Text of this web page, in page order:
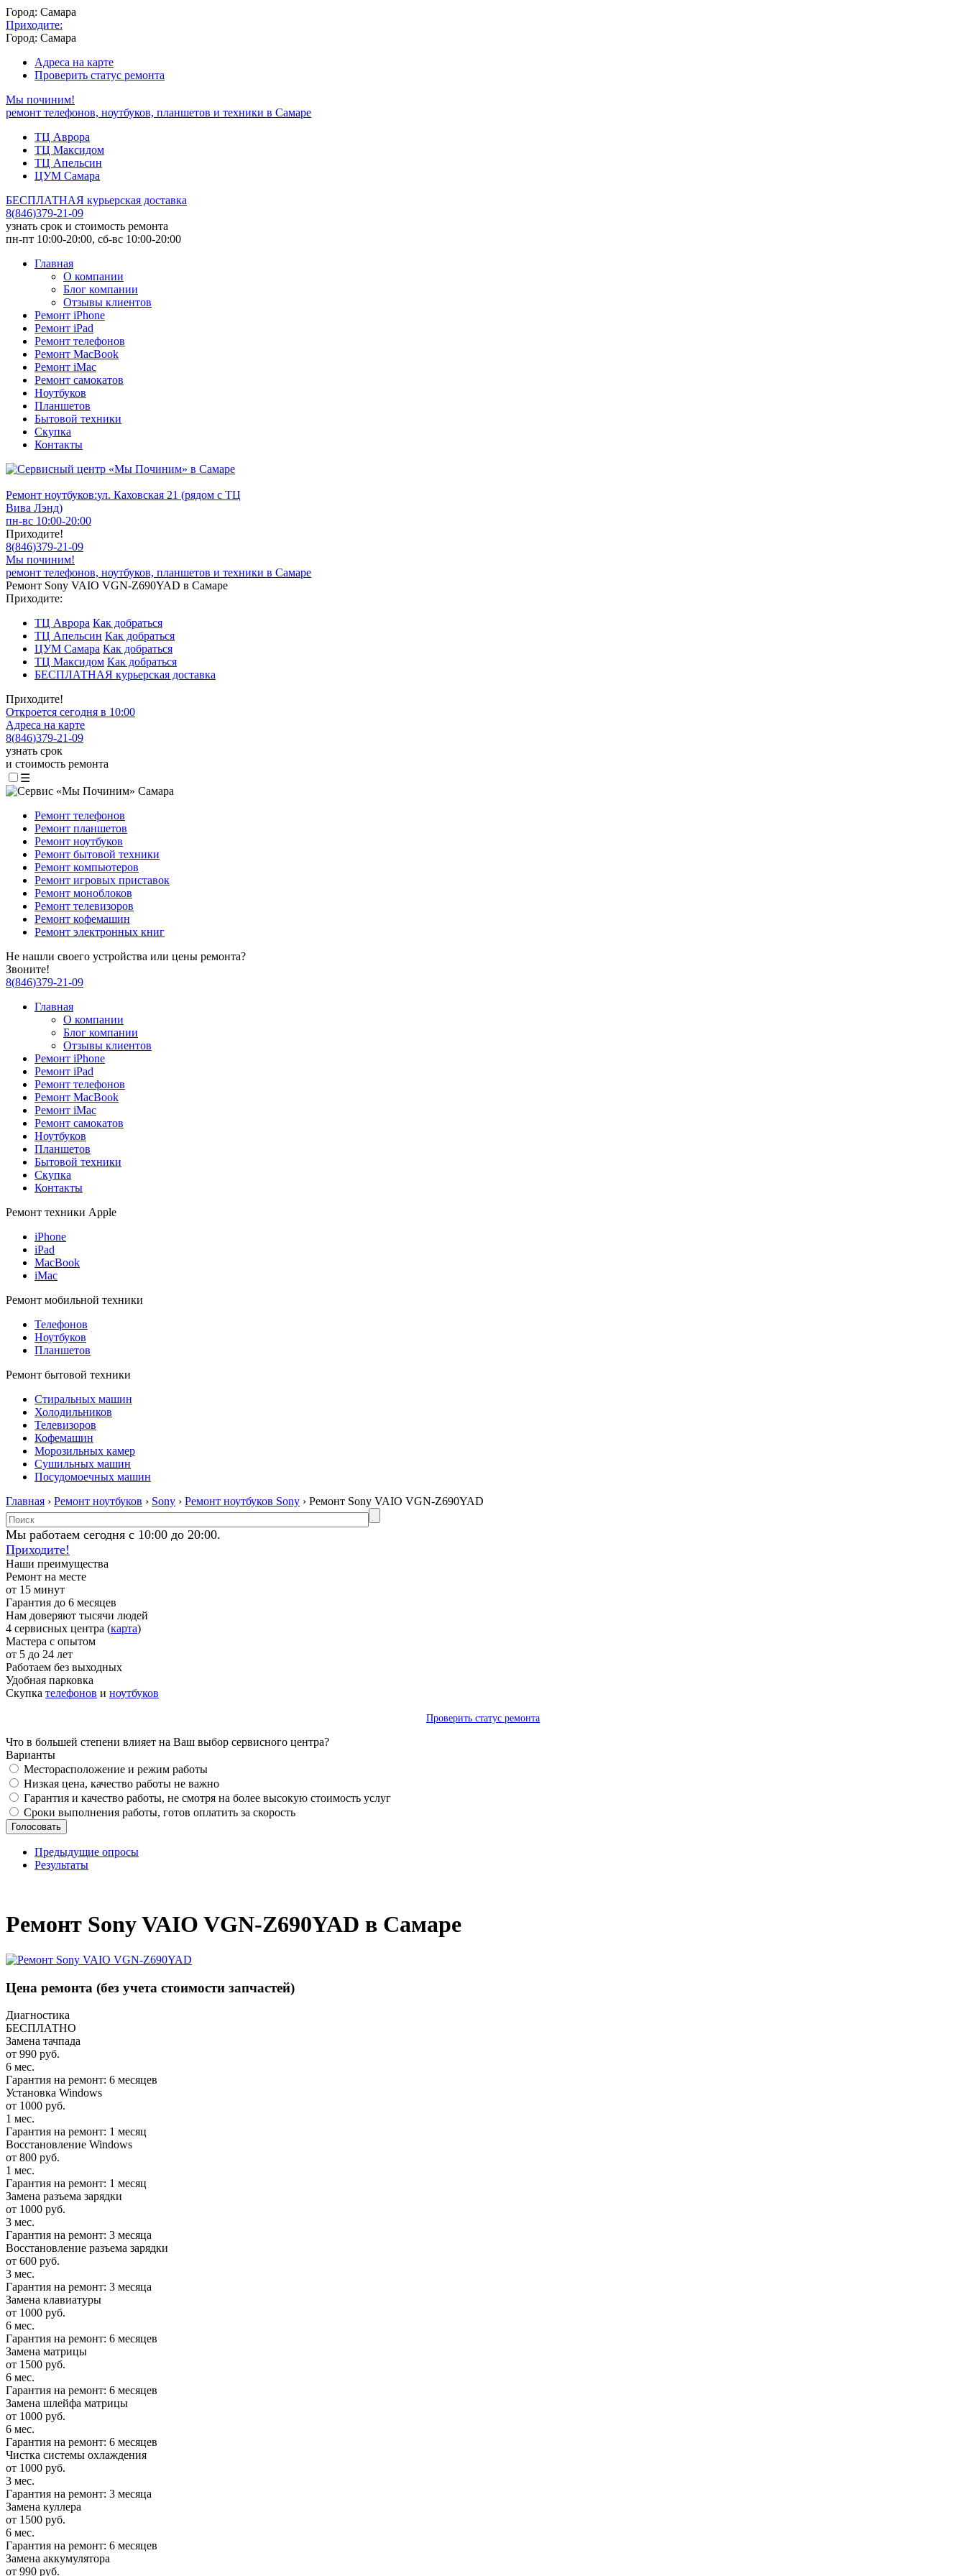
Город: Самара
Приходите:
Город: Самара
Адреса на карте
Проверить статус ремонта
Мы починим!
ремонт телефонов, ноутбуков, планшетов и техники в Самаре
ТЦ Аврора
ТЦ Максидом
ТЦ Апельсин
ЦУМ Самара
БЕСПЛАТНАЯ курьерская доставка
8(846)379-21-09
узнать срок и стоимость ремонта
пн-пт 10:00-20:00, сб-вс 10:00-20:00
Главная
О компании
Блог компании
Отзывы клиентов
Ремонт iPhone
Ремонт iPad
Ремонт телефонов
Ремонт MacBook
Ремонт iMac
Ремонт самокатов
Ноутбуков
Планшетов
Бытовой техники
Скупка
Контакты
Ремонт ноутбуков:ул. Каховская 21 (рядом с ТЦ
Вива Лэнд)
пн-вс 10:00-20:00
Приходите!
8(846)379-21-09
Мы починим!
ремонт телефонов, ноутбуков, планшетов и техники в Самаре
Ремонт Sony VAIO VGN-Z690YAD в Самаре
Приходите:
ТЦ Аврора Как добраться
ТЦ Апельсин Как добраться
ЦУМ Самара Как добраться
ТЦ Максидом Как добраться
БЕСПЛАТНАЯ курьерская доставка
Приходите!
Откроется сегодня в 10:00
Адреса на карте
8(846)379-21-09
узнать срок
и стоимость ремонта
☰
Ремонт телефонов
Ремонт планшетов
Ремонт ноутбуков
Ремонт бытовой техники
Ремонт компьютеров
Ремонт игровых приставок
Ремонт моноблоков
Ремонт телевизоров
Ремонт кофемашин
Ремонт электронных книг
Не нашли своего устройства или цены ремонта?
Звоните!
8(846)379-21-09
Главная
О компании
Блог компании
Отзывы клиентов
Ремонт iPhone
Ремонт iPad
Ремонт телефонов
Ремонт MacBook
Ремонт iMac
Ремонт самокатов
Ноутбуков
Планшетов
Бытовой техники
Скупка
Контакты
Ремонт техники Apple
iPhone
iPad
MacBook
iMac
Ремонт мобильной техники
Телефонов
Ноутбуков
Планшетов
Ремонт бытовой техники
Стиральных машин
Холодильников
Телевизоров
Кофемашин
Морозильных камер
Сушильных машин
Посудомоечных машин
Главная › Ремонт ноутбуков › Sony › Ремонт ноутбуков Sony › Ремонт Sony VAIO VGN-Z690YAD
Мы работаем сегодня с 10:00 до 20:00.
Приходите!
Наши преимущества
Ремонт на месте
от 15 минут
Гарантия до 6 месяцев
Нам доверяют тысячи людей
4 сервисных центра (карта)
Мастера с опытом
от 5 до 24 лет
Работаем без выходных
Удобная парковка
Скупка телефонов и ноутбуков
Проверить статус ремонта
Что в большей степени влияет на Ваш выбор сервисного центра?
Варианты
Месторасположение и режим работы
Низкая цена, качество работы не важно
Гарантия и качество работы, не смотря на более высокую стоимость услуг
Сроки выполнения работы, готов оплатить за скорость
Предыдущие опросы
Результаты
Ремонт Sony VAIO VGN-Z690YAD в Самаре
Цена ремонта (без учета стоимости запчастей)
Диагностика
БЕСПЛАТНО
Замена тачпада
от 990 руб.
6 мес.
Гарантия на ремонт: 6 месяцев
Установка Windows
от 1000 руб.
1 мес.
Гарантия на ремонт: 1 месяц
Восстановление Windows
от 800 руб.
1 мес.
Гарантия на ремонт: 1 месяц
Замена разъема зарядки
от 1000 руб.
3 мес.
Гарантия на ремонт: 3 месяца
Восстановление разъема зарядки
от 600 руб.
3 мес.
Гарантия на ремонт: 3 месяца
Замена клавиатуры
от 1000 руб.
6 мес.
Гарантия на ремонт: 6 месяцев
Замена матрицы
от 1500 руб.
6 мес.
Гарантия на ремонт: 6 месяцев
Замена шлейфа матрицы
от 1000 руб.
6 мес.
Гарантия на ремонт: 6 месяцев
Чистка системы охлаждения
от 1000 руб.
3 мес.
Гарантия на ремонт: 3 месяца
Замена куллера
от 1500 руб.
6 мес.
Гарантия на ремонт: 6 месяцев
Замена аккумулятора
от 990 руб.